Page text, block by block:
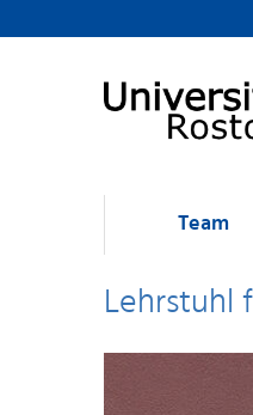
Team
Lehrstuhl